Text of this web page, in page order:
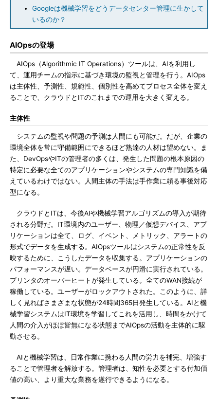
Googleは機械学習をどうデータセンター管理に生かして
いるのか？
AIOpsの登場
AIOps（Algorithmic IT Operations）ツールは、AIを利用し
て、運用チームの指示に基づき環境の監視と管理を行う。AIOps
は主体性、予測性、規範性、個別性を高めてプロセス全体を変え
ることで、クラウドとITのこれまでの運用を大きく変える。
主体性
システムの監視や問題の予測は人間にも可能だ。だが、企業の
環境全体を常に守備範囲にできるほど熟達の人材は望めない。ま
た、DevOpsやITの管理者の多くは、発生した問題の根本原因の
特定に必要な全てのアプリケーションやシステムの専門知識を備
えているわけではない。人間主体の手法は手作業に頼る事後対応
型になる。
クラウドとITは、今後AIや機械学習アルゴリズムの導入が期待
される分野だ。IT環境内のユーザー、物理／仮想デバイス、アプ
リケーションは全て、ログ、イベント、メトリック、アラートの
形式でデータを生成する。AIOpsツールはシステムの正常性を反
映するために、こうしたデータを収集する。アプリケーションの
パフォーマンスが遅い。データベースが円滑に実行されている。
プリンタのオーバーヒートが発生している。全てのWAN接続が
稼働している。ユーザーがロックアウトされた。このように、詳
しく見ればさまざまな状態が24時間365日発生している。AIと機
械学習システムはIT環境を学習してこれを活用し、時間をかけて
人間の介入がほぼ皆無になる状態までAIOpsの活動を主体的に駆
動させる。
AIと機械学習は、日常作業に携わる人間の労力を補完、増強す
ることで管理者を解放する。管理者は、知性を必要とする付加価
値の高い、より重大な業務を遂行できるようになる。